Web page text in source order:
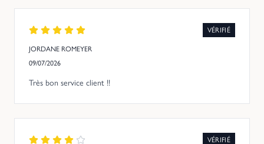
VÉRIFIÉ
JORDANE ROMEYER
09/07/2026
Très bon service client !!
VÉRIFIÉ